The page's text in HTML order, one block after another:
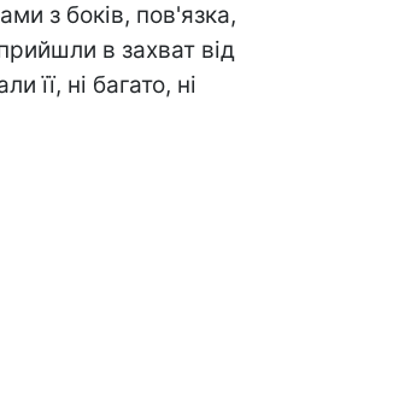
з боків, пов'язка,
в захват від
її, ні багато, ні